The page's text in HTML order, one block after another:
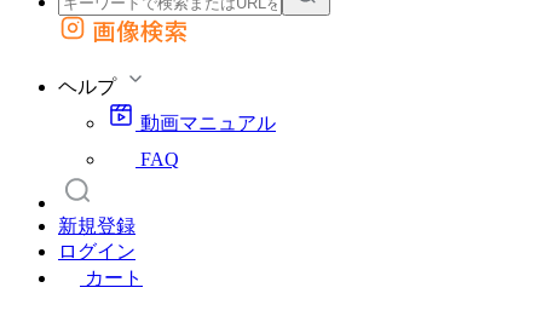
外部サイトの商品をカートに追加
画像検索
ヘルプ
動画マニュアル
FAQ
新規登録
ログイン
カート